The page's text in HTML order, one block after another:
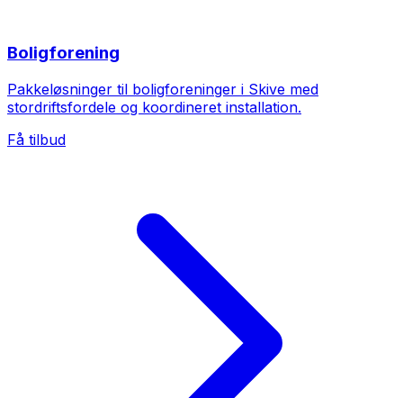
Boligforening
Pakkeløsninger til boligforeninger i Skive med
stordriftsfordele og koordineret installation.
Få tilbud